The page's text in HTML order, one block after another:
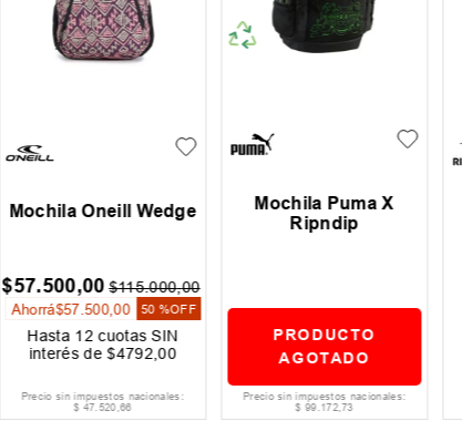
Mochila Oneill Wedge
$57.500,00 $115.000,00
Ahorrá$57 .500,00 50 %OFF
Hasta 12 cuotas SIN
interés de$4792 ,00
Precio sin impuestos nacionales:
$ 47.520,66
Mochila Puma X
Ripndip
PRODUCTO
AGOTADO
Precio sin impuestos nacionales:
$ 99.172,73